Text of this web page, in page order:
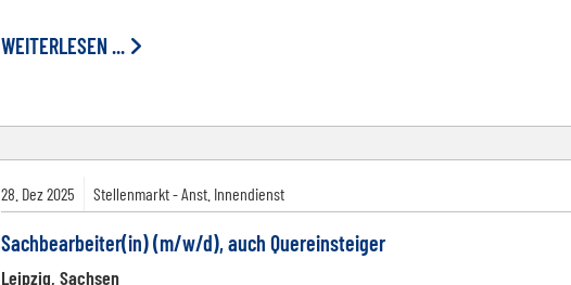
WEITERLESEN ...
28. Dez2025 Stellenmarkt - Anst. Innendienst
Sachbearbeiter(in) (m/w/d), auch Quereinsteiger
Leipzig, Sachsen